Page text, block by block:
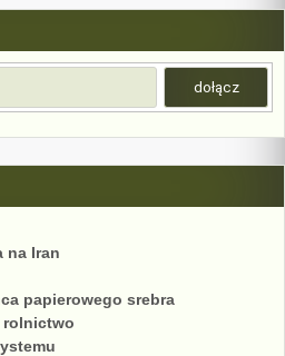
na Iran
papierowego srebra
rolnictwo